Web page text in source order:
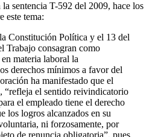
sentencia T-592 del 2009, hace los
este tema:
Constitución Política y el 13 del
Trabajo consagran como
materia laboral la
derechos mínimos a favor del
ha manifestado que el
“refleja el sentido reivindicatorio
el empleado tiene el derecho
los logros alcanzados en su
ni forzosamente, por